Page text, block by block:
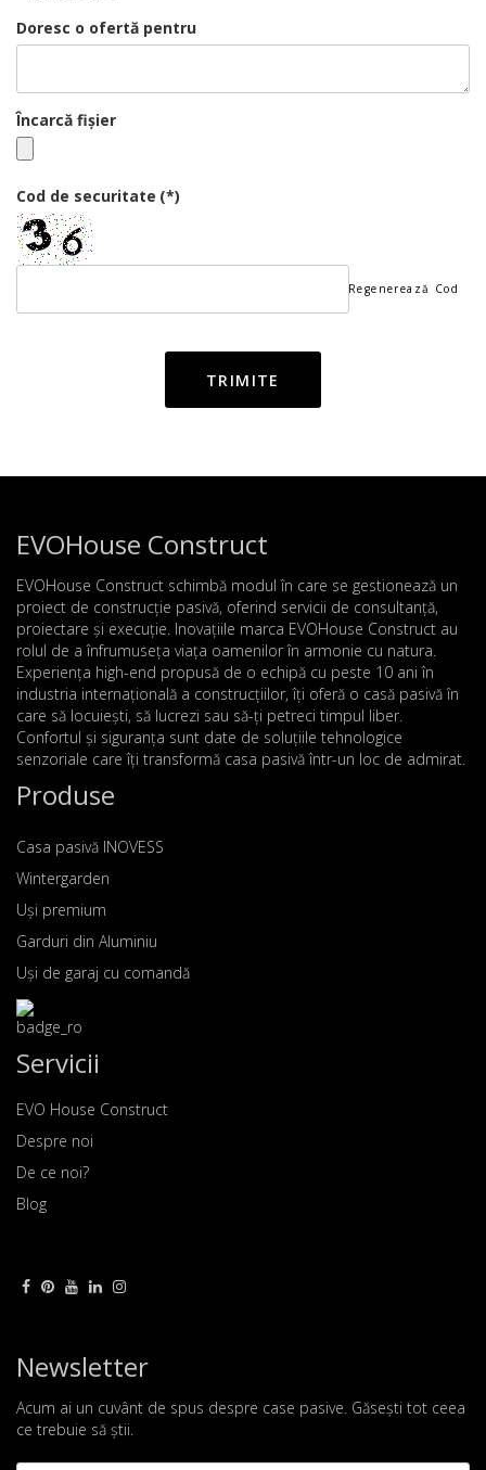
Doresc o ofertă pentru
Încarcă fișier
Cod de securitate (*)
Regenerează Cod
TRIMITE
EVOHouse Construct
EVOHouse Construct schimbă modul în care se gestionează un
proiect de construcție pasivă, oferind servicii de consultanță,
proiectare și execuție. Inovațiile marca EVOHouse Construct au
rolul de a înfrumuseța viața oamenilor în armonie cu natura.
Experiența high-end propusă de o echipă cu peste 10 ani în
industria internațională a construcțiilor, îți oferă o casă pasivă în
care să locuiești, să lucrezi sau să-ți petreci timpul liber.
Confortul și siguranța sunt date de soluțiile tehnologice
senzoriale care îți transformă casa pasivă într-un loc de admirat.
Produse
Casa pasivă INOVESS
Wintergarden
Uși premium
Garduri din Aluminiu
Uși de garaj cu comandă
Servicii
EVO House Construct
Despre noi
De ce noi?
Blog
Newsletter
Acum ai un cuvânt de spus despre case pasive. Găsești tot ceea
ce trebuie să știi.